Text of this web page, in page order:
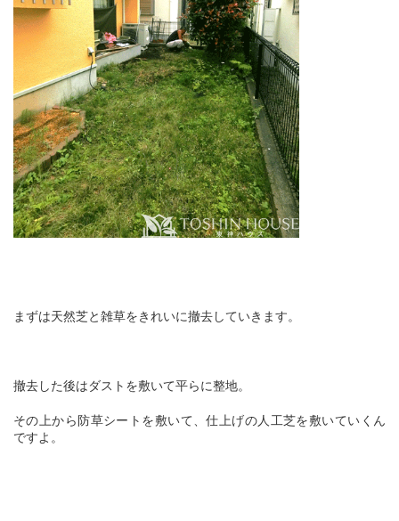
まずは天然芝と雑草をきれいに撤去していきます。
撤去した後はダストを敷いて平らに整地。
その上から防草シートを敷いて、仕上げの人工芝を敷いていくん
ですよ。